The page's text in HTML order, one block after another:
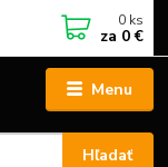
Menu
Hľadať
0 ks
za 0 €